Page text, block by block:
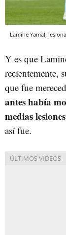
Lamine Yamal,
Y es que
recientemente,
que fue
antes había
medias
así fue.